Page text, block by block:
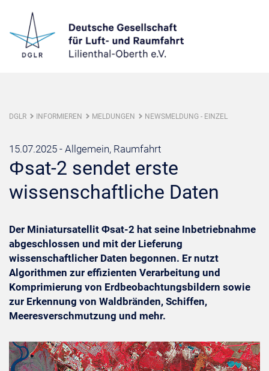
DGLR INFORMIEREN MELDUNGEN NEWSMELDUNG - EINZEL
15.07.2025 - Allgemein, Raumfahrt
Φsat-2 sendet erste
wissenschaftliche Daten
Der Miniatursatellit Φsat-2 hat seine Inbetriebnahme
abgeschlossen und mit der Lieferung
wissenschaftlicher Daten begonnen. Er nutzt
Algorithmen zur effizienten Verarbeitung und
Komprimierung von Erdbeobachtungsbildern sowie
zur Erkennung von Waldbränden, Schiffen,
Meeresverschmutzung und mehr.